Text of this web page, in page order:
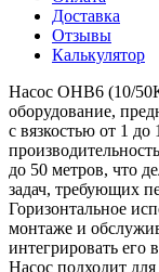
Доставка
Отзывы
Калькулятор
Насос ОНВ6 (10/
оборудование,
с вязкостью от 1
до 50 метров, что
задач, требующих
Горизонтальное
монтаже и
интегрировать его
Насос подходит